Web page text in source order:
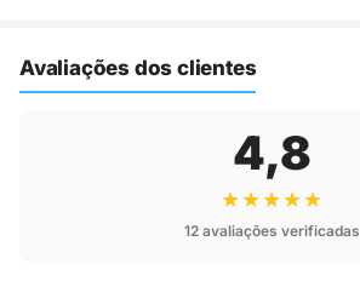
Avaliações dos clientes
4,8
★★★★★
12 avaliações verificadas